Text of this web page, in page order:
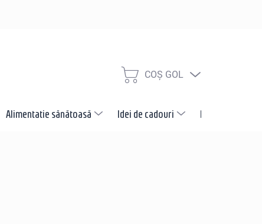
COŞ
COŞ GOL
Alimentatie sănătoasă Idei de cadouri Promotii